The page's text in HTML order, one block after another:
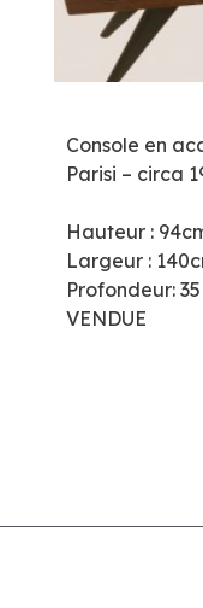
Console en
Parisi – circa
Hauteur :
Largeur :
Profondeur:
VENDUE